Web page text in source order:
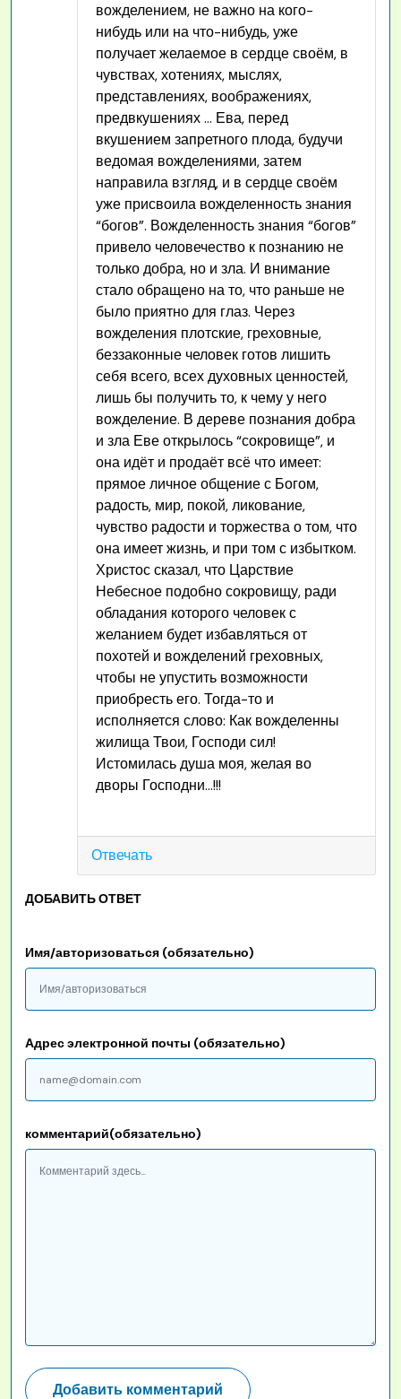
вожделением, не важно на кого-
нибудь или на что-нибудь, уже
получает желаемое в сердце своём, в
чувствах, хотениях, мыслях,
представлениях, воображениях,
предвкушениях … Ева, перед
вкушением запретного плода, будучи
ведомая вожделениями, затем
направила взгляд, и в сердце своём
уже присвоила вожделенность знания
“богов”. Вожделенность знания “богов”
привело человечество к познанию не
только добра, но и зла. И внимание
стало обращено на то, что раньше не
было приятно для глаз. Через
вожделения плотские, греховные,
беззаконные человек готов лишить
себя всего, всех духовных ценностей,
лишь бы получить то, к чему у него
вожделение. В дереве познания добра
и зла Еве открылось “сокровище”, и
она идёт и продаёт всё что имеет:
прямое личное общение с Богом,
радость, мир, покой, ликование,
чувство радости и торжества о том, что
она имеет жизнь, и при том с избытком.
Христос сказал, что Царствие
Небесное подобно сокровищу, ради
обладания которого человек с
желанием будет избавляться от
похотей и вожделений греховных,
чтобы не упустить возможности
приобресть его. Тогда-то и
исполняется слово: Как вожделенны
жилища Твои, Господи сил!
Истомилась душа моя, желая во
дворы Господни…!!!
Отвечать
ДОБАВИТЬ ОТВЕТ
комментарий(обязательно)
Имя/авторизоваться (обязательно)
Адрес электронной почты (обязательно)